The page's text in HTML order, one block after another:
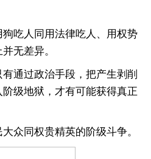
吃人同用法律吃人、用权势
无差异。
过政治手段，把产生剥削
级地狱，才有可能获得真正
同权贵精英的阶级斗争。